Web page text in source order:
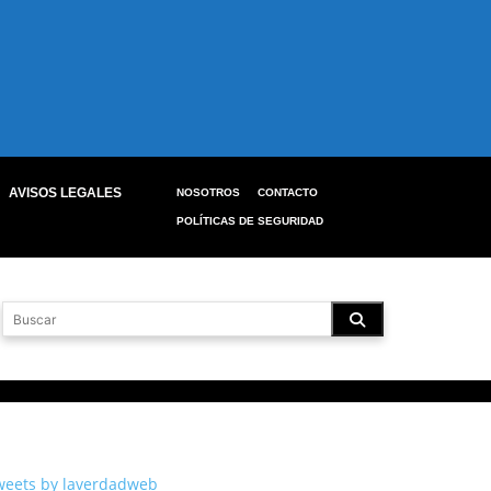
AVISOS LEGALES
NOSOTROS CONTACTO
POLÍTICAS DE SEGURIDAD
by laverdadweb